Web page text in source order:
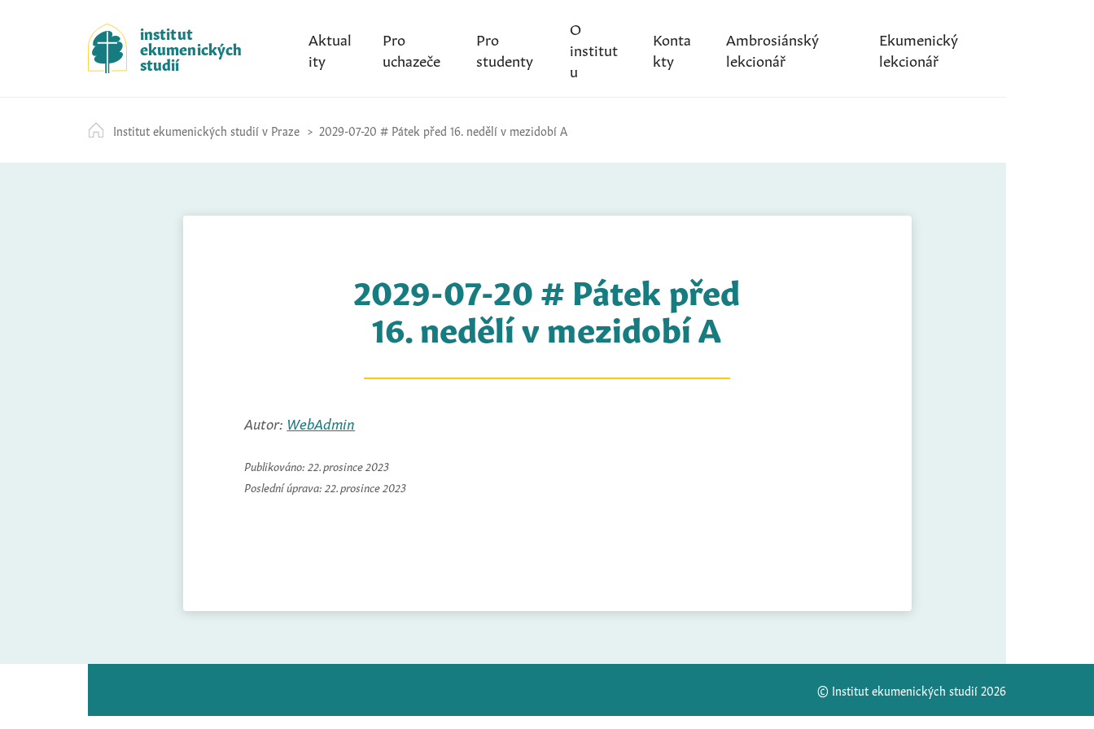
k
i
p
t
c
o
institut
ekumenických
studií
Aktual
ity
Pro
uchazeče
Pro
studenty
O
institut
u
Konta
kty
Ambrosiánský
lekcionář
Ekumenický
lekcionář
Institut ekumenických studií v Praze 2029-07-20 # Pátek před 16. nedělí v mezidobí A
2029-07-20 # Pátek před
16. nedělí v mezidobí A
Autor: WebAdmin
Publikováno: 22. prosince 2023
Poslední úprava: 22. prosince 2023
© Institut ekumenických studií 2026